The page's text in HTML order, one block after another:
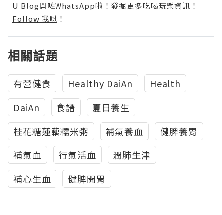
U Blog開咗WhatsApp啦！發掘更多吃喝玩樂資訊！
Follow 我哋 ！
相關話題
有營健食 Healthy DaiAn
Health
DaiAn
食譜
夏日養生
桂花糖蓮藕糯米粥
補氣養血
健脾養胃
補氣血
行氣活血
潤肺生津
補心生血
健脾開胃